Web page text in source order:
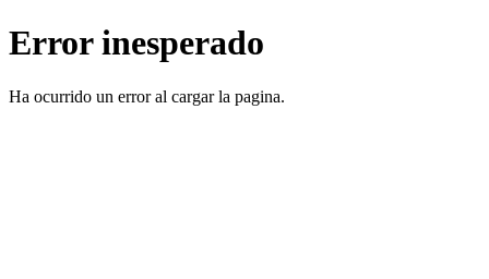
Error inesperado
Ha ocurrido un error al cargar la pagina.